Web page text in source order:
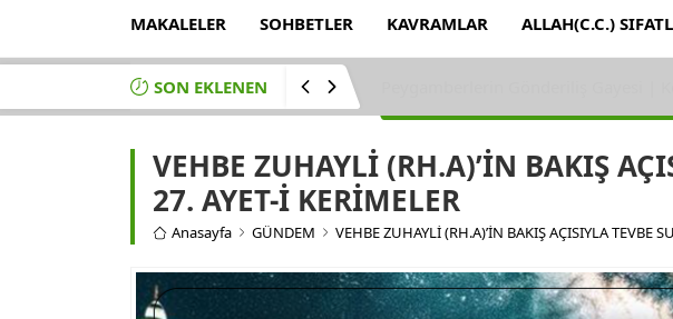
MAKALELER SOHBETLER KAVRAMLAR ALLAH(C.C.)
SON EKLENEN
VEHBE ZUHAYLİ (RH.A)’İN BAKIŞ
27. AYET-İ KERİMELER
Anasayfa GÜNDEM VEHBE ZUHAYLİ (RH.A)’İN BAKIŞ AÇISIYLA TEVBE